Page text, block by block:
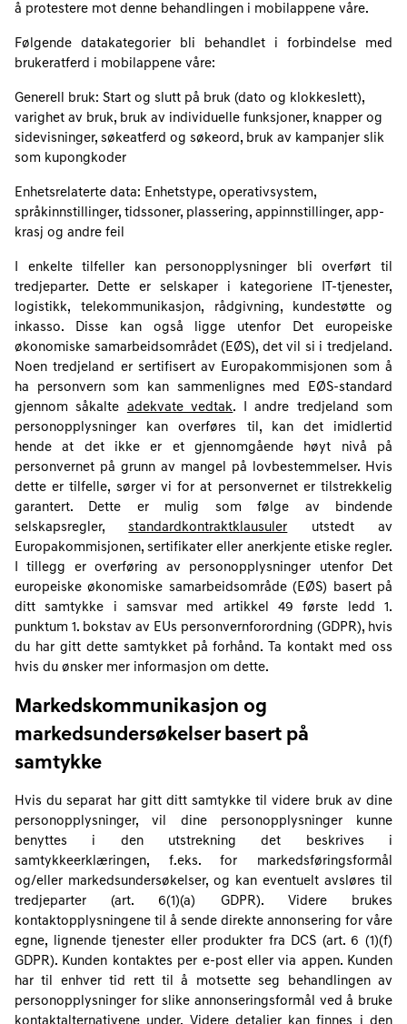
å protestere mot denne behandlingen i mobilappene våre.
Følgende datakategorier bli behandlet i forbindelse med
brukeratferd i mobilappene våre:
Generell bruk: Start og slutt på bruk (dato og klokkeslett),
varighet av bruk, bruk av individuelle funksjoner, knapper og
sidevisninger, søkeatferd og søkeord, bruk av kampanjer slik
som kupongkoder
Enhetsrelaterte data: Enhetstype, operativsystem,
språkinnstillinger, tidssoner, plassering, appinnstillinger, app-
krasj og andre feil
I enkelte tilfeller kan personopplysninger bli overført til
tredjeparter. Dette er selskaper i kategoriene IT-tjenester,
logistikk, telekommunikasjon, rådgivning, kundestøtte og
inkasso. Disse kan også ligge utenfor Det europeiske
økonomiske samarbeidsområdet (EØS), det vil si i tredjeland.
Noen tredjeland er sertifisert av Europakommisjonen som å
ha personvern som kan sammenlignes med EØS-standard
gjennom såkalte adekvate vedtak. I andre tredjeland som
personopplysninger kan overføres til, kan det imidlertid
hende at det ikke er et gjennomgående høyt nivå på
personvernet på grunn av mangel på lovbestemmelser. Hvis
dette er tilfelle, sørger vi for at personvernet er tilstrekkelig
garantert. Dette er mulig som følge av bindende
selskapsregler,standardkontraktklausuler utstedt av
Europakommisjonen, sertifikater eller anerkjente etiske regler.
I tillegg er overføring av personopplysninger utenfor Det
europeiske økonomiske samarbeidsområde (EØS) basert på
ditt samtykke i samsvar med artikkel 49 første ledd 1.
punktum 1. bokstav av EUs personvernforordning (GDPR), hvis
du har gitt dette samtykket på forhånd. Ta kontakt med oss
hvis du ønsker mer informasjon om dette.
Markedskommunikasjon og
markedsundersøkelser basert på
samtykke
Hvis du separat har gitt ditt samtykke til videre bruk av dine
personopplysninger, vil dine personopplysninger kunne
benyttes i den utstrekning det beskrives i
samtykkeerklæringen, f.eks. for markedsføringsformål
og/eller markedsundersøkelser, og kan eventuelt avsløres til
tredjeparter (art. 6(1)(a) GDPR). Videre brukes
kontaktopplysningene til å sende direkte annonsering for våre
egne, lignende tjenester eller produkter fra DCS (art. 6 (1)(f)
GDPR). Kunden kontaktes per e-post eller via appen. Kunden
har til enhver tid rett til å motsette seg behandlingen av
personopplysninger for slike annonseringsformål ved å bruke